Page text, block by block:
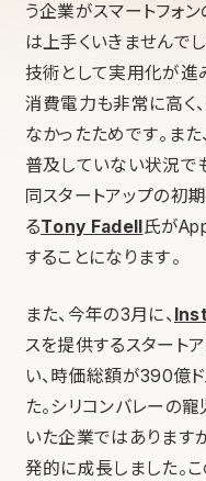
う企業がスマートフォ
は上手くいきませんで
技術として実用化が進
消費電力も非常に高く
なかったためです。ま
普及していない状況で
同スタートアップの初
るTony Fadell 氏が
することになります。
また、今年の3月に、
スを提供するスタート
い、時価総額が390億
た。シリコンバレーの
いた企業ではあります
発的に成長しました。